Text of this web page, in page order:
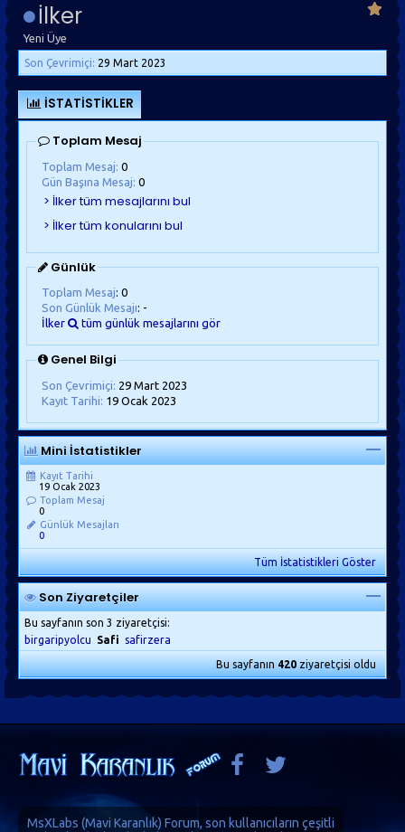
İlker
Yeni Üye
Son Çevrimiçi: 29 Mart 2023
İSTATISTIKLER
Toplam Mesaj
Toplam Mesaj: 0
Gün Başına Mesaj: 0
Günlük
Toplam Mesaj: 0
Son Günlük Mesajı : -
İlker
tüm günlük mesajlarını gör
Genel Bilgi
Son Çevrimiçi: 29 Mart 2023
Kayıt Tarihi: 19 Ocak 2023
Mini İstatistikler
Kayıt Tarihi
19 Ocak 2023
Toplam Mesaj
0
Günlük Mesajları
0
Tüm İstatistikleri Göster
Son Ziyaretçiler
Bu sayfanın son 3 ziyaretçisi:
birgaripyolcu
Safi safirzera
Bu sayfanın420ziyaretçisi oldu
MsXLabs (Mavi Karanlık) Forum, son kullanıcıların çeşitli